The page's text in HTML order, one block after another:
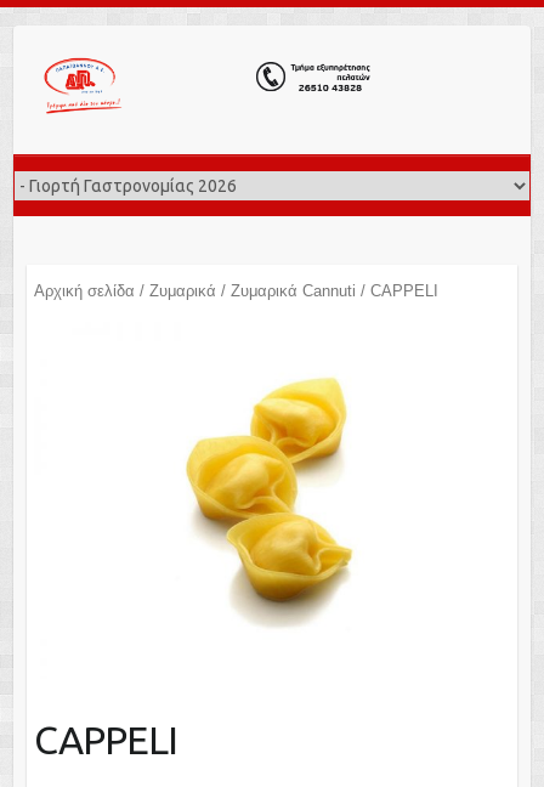
Αρχική σελίδα / Ζυμαρικά / Ζυμαρικά Cannuti / CAPPELI
CAPPELI